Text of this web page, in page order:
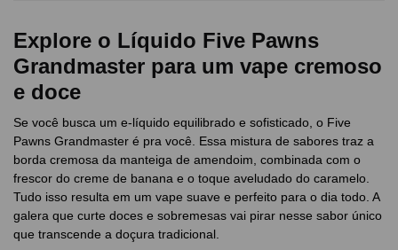
Explore o Líquido Five Pawns
Grandmaster para um vape cremoso
e doce
Se você busca um e-líquido equilibrado e sofisticado, o Five
Pawns Grandmaster é pra você. Essa mistura de sabores traz a
borda cremosa da manteiga de amendoim, combinada com o
frescor do creme de banana e o toque aveludado do caramelo.
Tudo isso resulta em um vape suave e perfeito para o dia todo. A
galera que curte doces e sobremesas vai pirar nesse sabor único
que transcende a doçura tradicional.